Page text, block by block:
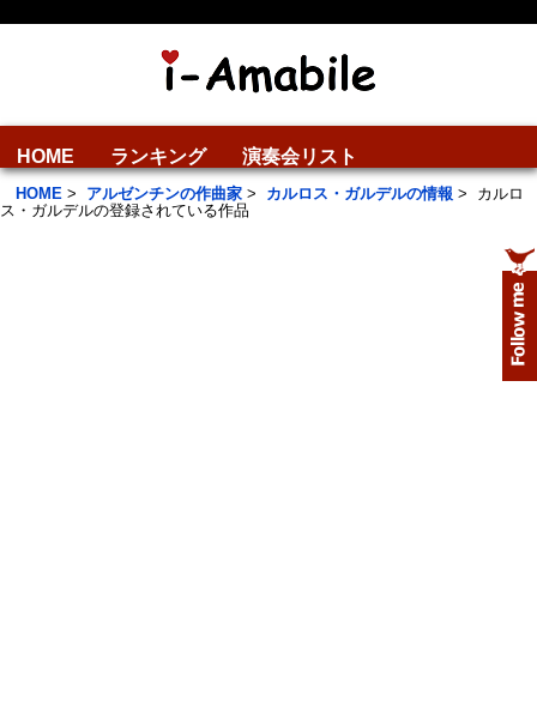
HOME ランキング 演奏会リスト
HOME > アルゼンチンの作曲家 > カルロス・ガルデルの情報 > カルロ
ス・ガルデルの登録されている作品